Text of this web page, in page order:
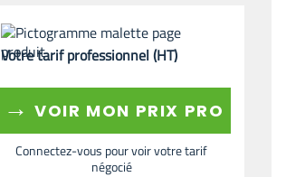
Votre tarif professionnel (HT)
→ VOIR MON PRIX PRO
Connectez-vous pour voir votre tarif
négocié